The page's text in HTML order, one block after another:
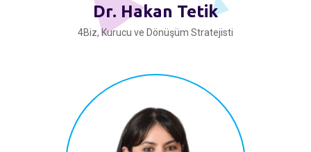
Dr. Hakan Tetik
4Biz, Kurucu ve Dönüşüm Stratejisti